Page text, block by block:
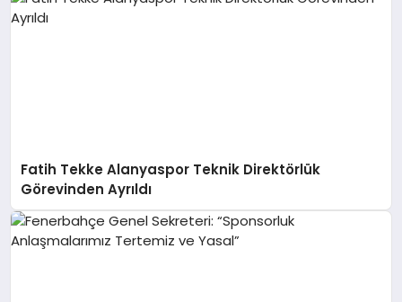
Fatih Tekke Alanyaspor Teknik Direktörlük
Görevinden Ayrıldı